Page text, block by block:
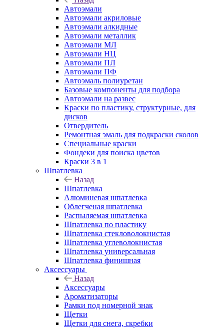
Автоэмали
Автоэмали акриловые
Автоэмали алкидные
Автоэмали металлик
Автоэмали МЛ
Автоэмали НЦ
Автоэмали ПЛ
Автоэмали ПФ
Автоэмаль полиуретан
Базовые компоненты для подбора
Автоэмали на развес
Краски по пластику, структурные, для
дисков
Отвердитель
Ремонтная эмаль для подкраски сколов
Специальные краски
Фондеки для поиска цветов
Краски 3 в 1
Шпатлевка
Назад
Шпатлевка
Алюминевая шпатлевка
Облегченая шпатлевка
Распыляемая шпатлевка
Шпатлевка по пластику
Шпатлевка стекловолокнистая
Шпатлевка углеволокнистая
Шпатлевка универсальная
Шпатлевка финишная
Аксессуары
Назад
Аксессуары
Ароматизаторы
Рамки под номерной знак
Щетки
Щетки для снега, скребки